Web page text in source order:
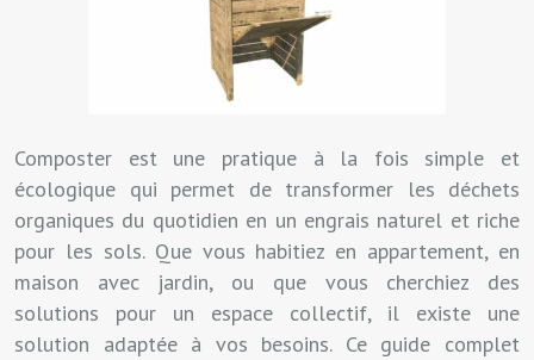
Composter est une pratique à la fois simple et
écologique qui permet de transformer les déchets
organiques du quotidien en un engrais naturel et riche
pour les sols. Que vous habitiez en appartement, en
maison avec jardin, ou que vous cherchiez des
solutions pour un espace collectif, il existe une
solution adaptée à vos besoins. Ce guide complet